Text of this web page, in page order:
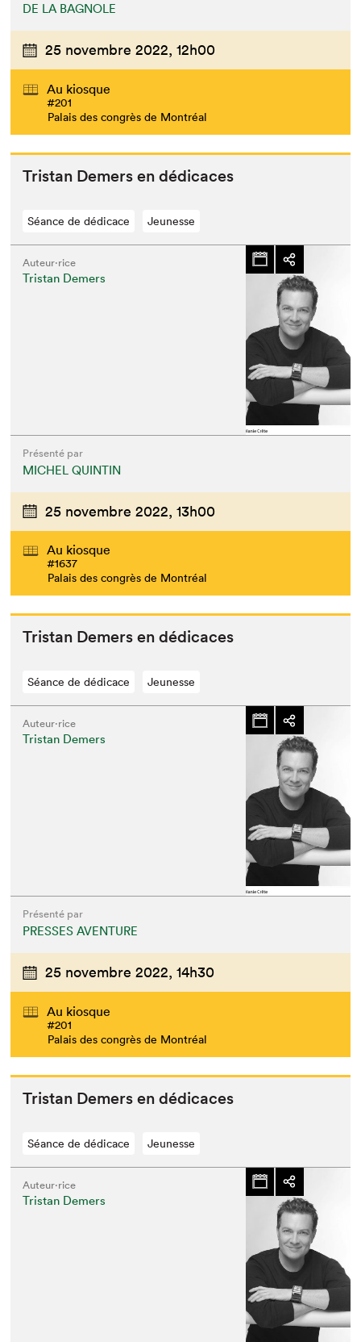
DE LA BAGNOLE
25 novembre 2022, 12h00
Au kiosque
#201
Palais des congrès de Montréal
Tris­tan Demers en dédicaces
Séance de dédicace Jeunesse
Auteur·rice
Tristan Demers
Présenté par
MICHEL QUINTIN
25 novembre 2022, 13h00
Au kiosque
#1637
Palais des congrès de Montréal
Tris­tan Demers en dédicaces
Séance de dédicace Jeunesse
Auteur·rice
Tristan Demers
Présenté par
PRESSES AVENTURE
25 novembre 2022, 14h30
Au kiosque
#201
Palais des congrès de Montréal
Tris­tan Demers en dédicaces
Séance de dédicace Jeunesse
Auteur·rice
Tristan Demers